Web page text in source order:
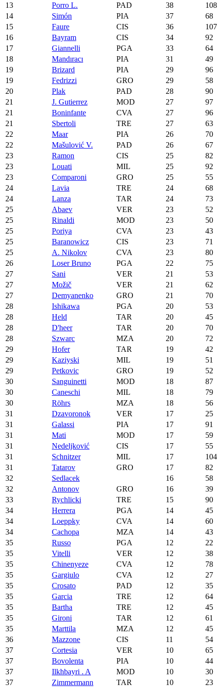
13
Porro L. PAD 38
108
14
Simón PIA 37
68
15
Faure CIS 36
107
16
Bayram CIS 34
92
17
Giannelli PGA 33
64
18
Mandıracı PIA 31
49
19
Brizard PIA 29
96
19
Fedrizzi GRO 29
58
20
Plak PAD 28
90
21
J. Gutierrez MOD 27
97
21
Boninfante CVA 27
96
21
Sbertoli TRE 27
63
22
Maar PIA 26
70
22
Mašulović V. PAD 26
67
23
Ramon CIS 25
82
23
Louati MIL 25
92
23
Comparoni GRO 25
55
24
Lavia TRE 24
68
24
Lanza TAR 24
73
25
Abaev VER 23
52
25
Rinaldi MOD 23
50
25
Poriya CVA 23
43
25
Baranowicz CIS 23
71
25
A. Nikolov CVA 23
80
26
Loser Bruno PGA 22
75
27
Sani VER 21
53
27
Možič VER 21
62
27
Demyanenko GRO 21
70
28
Ishikawa PGA 20
53
28
Held TAR 20
45
28
D'heer TAR 20
70
28
Szwarc MZA 20
72
29
Hofer TAR 19
42
29
Kaziyski MIL 19
51
29
Petkovic GRO 19
52
30
Sanguinetti MOD 18
87
30
Caneschi MIL 18
79
30
Röhrs MZA 18
56
31
Dzavoronok VER 17
25
31
Galassi PIA 17
91
31
Mati MOD 17
59
31
Nedeljković CIS 17
55
31
Schnitzer MIL 17
104
31
Tatarov GRO 17
82
32
Sedlacek 16
58
32
Antonov GRO 16
39
33
Rychlicki TRE 15
90
34
Herrera PGA 14
45
34
Loeppky CVA 14
60
34
Cachopa MZA 14
43
35
Russo PGA 12
22
35
Vitelli VER 12
38
35
Chinenyeze CVA 12
78
35
Gargiulo CVA 12
27
35
Crosato PAD 12
35
35
Garcia TRE 12
64
35
Bartha TRE 12
45
35
Gironi TAR 12
61
35
Marttila MZA 12
45
36
Mazzone CIS 11
54
37
Cortesia VER 10
65
37
Bovolenta PIA 10
44
37
Ilkhbayri . A MOD 10
30
37
Zimmermann TAR 10 23